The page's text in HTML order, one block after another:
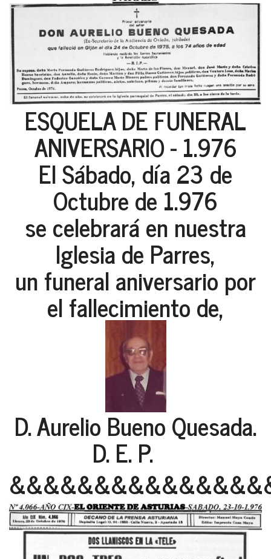
ESQUELA DE FUNERAL
ANIVERSARIO - 1.976
El Sábado, día 23 de
Octubre de 1.976
se celebrará en nuestra
Iglesia de Parres,
un funeral aniversario por
el fallecimiento de,
D. Aurelio Bueno Quesada.
D. E. P.